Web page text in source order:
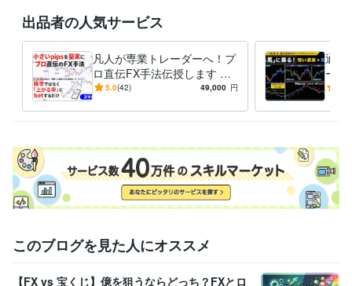
出品者の人気サービス
凡人が専業トレーダーへ！プ
ロ直伝FX手法伝授します 小p
ipsを堅実に！凡人の私が負
説
5.0(42) 49,000 円
通貨
ード
安心
でき
このブログを見た人にオススメ
【FX vs 宝くじ】億を狙うならどっち？FXとロ